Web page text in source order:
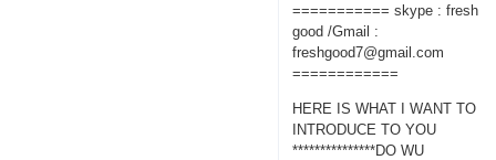
=========== skype : fresh
good /Gmail :
freshgood7@gmail.com
============
HERE IS WHAT I WANT TO
INTRODUCE TO YOU
***************DO WU